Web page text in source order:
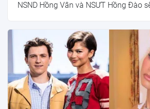
NSND Hồng Vân và NSƯT Hồng Đào